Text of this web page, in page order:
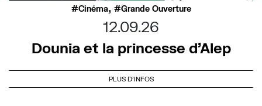
Cinéma, Grande Ouverture
12.09.26
Dounia et la princesse d’Alep
PLUS D'INFOS